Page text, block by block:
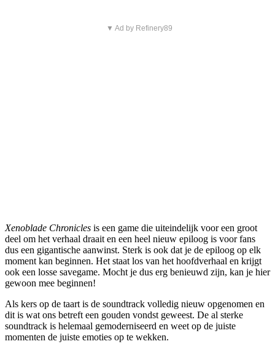
▼ Ad by Refinery89
Xenoblade Chronicles is een game die uiteindelijk voor een groot
deel om het verhaal draait en een heel nieuw epiloog is voor fans
dus een gigantische aanwinst. Sterk is ook dat je de epiloog op elk
moment kan beginnen. Het staat los van het hoofdverhaal en krijgt
ook een losse savegame. Mocht je dus erg benieuwd zijn, kan je hier
gewoon mee beginnen!
Als kers op de taart is de soundtrack volledig nieuw opgenomen en
dit is wat ons betreft een gouden vondst geweest. De al sterke
soundtrack is helemaal gemoderniseerd en weet op de juiste
momenten de juiste emoties op te wekken.